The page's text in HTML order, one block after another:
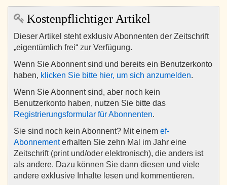
Kostenpflichtiger Artikel
Dieser Artikel steht exklusiv Abonnenten der Zeitschrift
„eigentümlich frei“ zur Verfügung.
Wenn Sie Abonnent sind und bereits ein Benutzerkonto
haben, klicken Sie bitte hier, um sich anzumelden.
Wenn Sie Abonnent sind, aber noch kein
Benutzerkonto haben, nutzen Sie bitte das
Registrierungsformular für Abonnenten.
Sie sind noch kein Abonnent? Mit einem ef-
Abonnementerhalten Sie zehn Mal im Jahr eine
Zeitschrift (print und/oder elektronisch), die anders ist
als andere. Dazu können Sie dann diesen und viele
andere exklusive Inhalte lesen und kommentieren.